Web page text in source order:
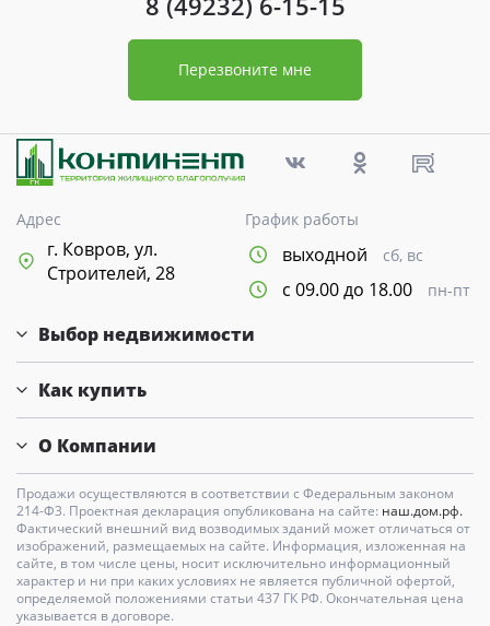
Перезвоните мне
Адрес
г. Ковров, ул.
Строителей, 28
График работы
выходной сб, вс
с 09.00 до 18.00 пн-пт
Выбор недвижимости
Как купить
О Компании
Продажи осуществляются в соответствии с Федеральным законом
214-Ф3. Проектная декларация опубликована на сайте: наш.дом.рф.
Фактический внешний вид возводимых зданий может отличаться от
изображений, размещаемых на сайте. Информация, изложенная на
сайте, в том числе цены, носит исключительно информационный
характер и ни при каких условиях не является публичной офертой,
определяемой положениями статьи 437 ГК РФ. Окончательная цена
указывается в договоре.